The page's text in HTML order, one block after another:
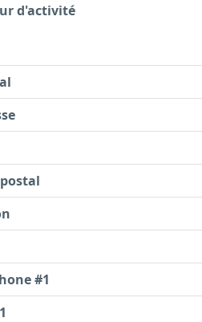
d'activité
#1